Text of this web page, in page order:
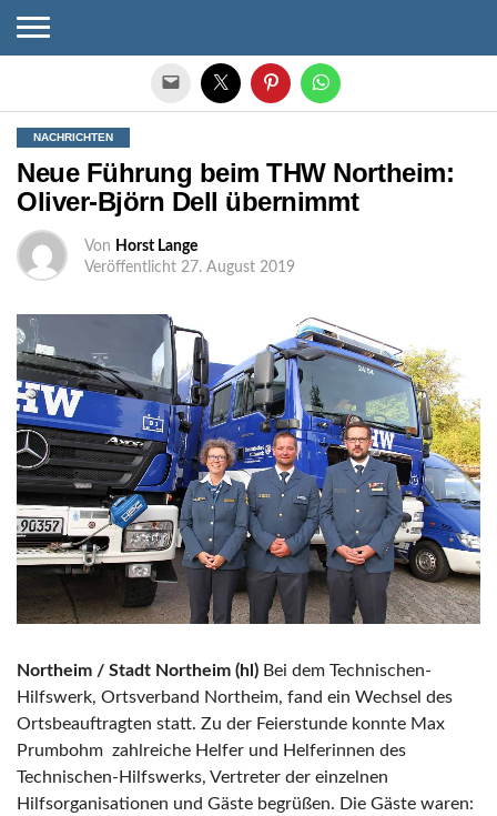
NACHRICHTEN
Neue Führung beim THW Northeim:
Oliver-Björn Dell übernimmt
Von Horst Lange
Veröffentlicht 27. August 2019
Northeim / Stadt Northeim (hl) Bei dem Technischen-
Hilfswerk, Ortsverband Northeim, fand ein Wechsel des
Ortsbeauftragten statt. Zu der Feierstunde konnte Max
Prumbohm zahlreiche Helfer und Helferinnen des
Technischen-Hilfswerks, Vertreter der einzelnen
Hilfsorganisationen und Gäste begrüßen. Die Gäste waren: